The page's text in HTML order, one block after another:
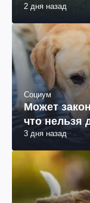
2 дня назад
Социум
Может
что нельзя
3 дня назад